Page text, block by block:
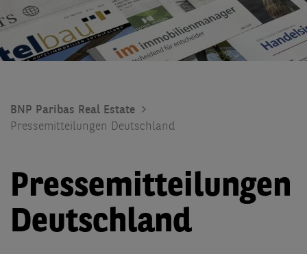
BNP Paribas Real Estate
Pressemitteilungen Deutschland
Pressemitteilungen
Deutschland